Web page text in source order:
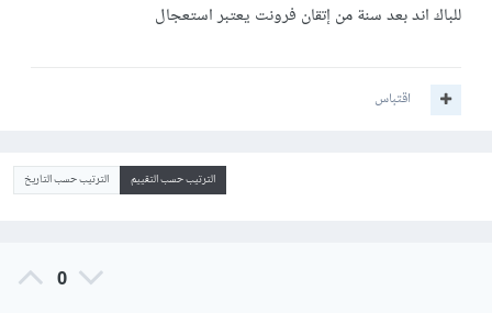
للباك اند بعد سنة من إتقان فرونت يعتبر استعجال
اقتباس
الترتيب حسب التقييم الترتيب حسب التاريخ
0